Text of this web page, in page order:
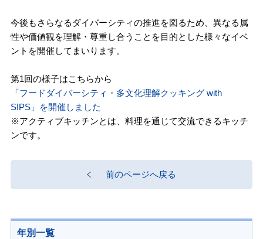
今後もさらなるダイバーシティの推進を図るため、異なる属
性や価値観を理解・尊重し合うことを目的とした様々なイベ
ントを開催してまいります。
第1回の様子はこちらから
「フードダイバーシティ・多文化理解クッキング with
SIPS」を開催しました
※アクティブキッチンとは、料理を通じて交流できるキッチ
ンです。
前のページへ戻る
年別一覧